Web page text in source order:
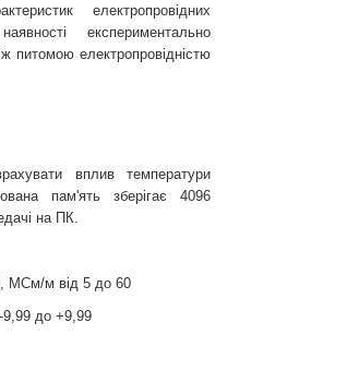
електропровідних
експериментально
питомою електропровідністю
вплив температури
пам'ять зберігає 4096
на ПК.
МСм/м від 5 до 60
9,99 до +9,99